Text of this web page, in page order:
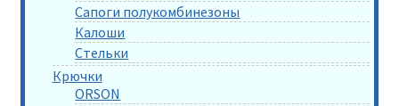
Сапоги полукомбинезоны
Калоши
Стельки
Крючки
ORSON